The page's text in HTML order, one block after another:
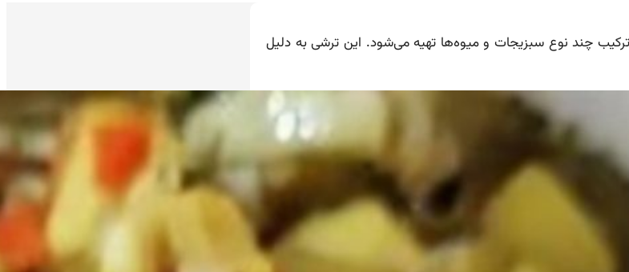
چند نوع سبزیجات و میوه‌ها تهیه می‌شود. این ترشی به دلیل